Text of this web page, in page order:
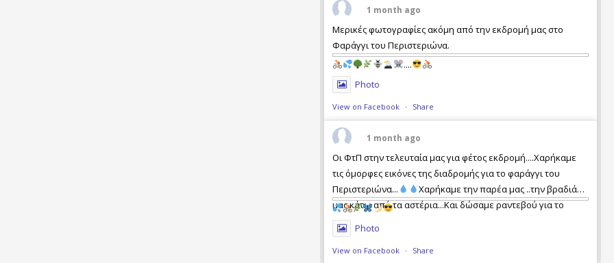
1 month ago
Μερικές φωτογραφίες ακόμη από την εκδρομή μας στο
Φαράγγι του Περιστεριώνα.
....
Photo
View on Facebook · Share
1 month ago
Οι ΦτΠ στην τελευταία μας για φέτος εκδρομή....Χαρήκαμε
τις όμορφες εικόνες της διαδρομής για το φαράγγι του
Περιστεριώνα...
Χαρήκαμε την παρέα μας ..την βραδιά
μας κάτω από τα αστέρια...Και δώσαμε ραντεβού για το
Φθινόπωρο... για νέες ποδηλατικές περιπέτειες ....
Photo
View on Facebook · Share